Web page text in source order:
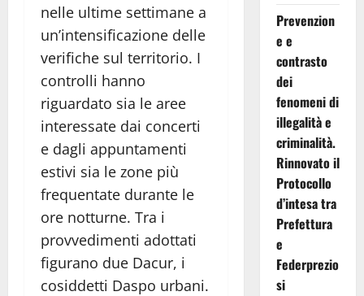
nelle ultime settimane a
un’intensificazione delle
verifiche sul territorio. I
controlli hanno
riguardato sia le aree
interessate dai concerti
e dagli appuntamenti
estivi sia le zone più
frequentate durante le
ore notturne. Tra i
provvedimenti adottati
figurano due Dacur, i
cosiddetti Daspo urbani.
Prevenzion
e e
contrasto
dei
fenomeni di
illegalità e
criminalità.
Rinnovato il
Protocollo
d’intesa tra
Prefettura
e
Federprezio
si